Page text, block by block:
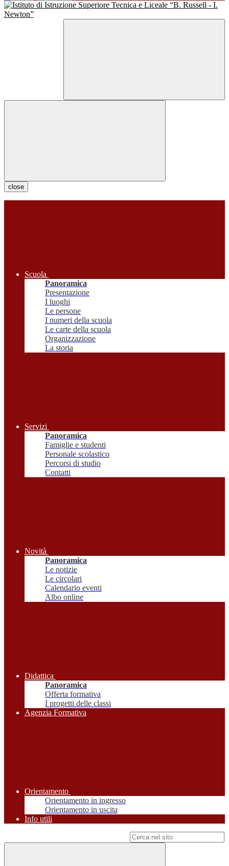
close
Scuola
Panoramica
Presentazione
I luoghi
Le persone
I numeri della scuola
Le carte della scuola
Organizzazione
La storia
Servizi
Panoramica
Famiglie e studenti
Personale scolastico
Percorsi di studio
Contatti
Novità
Panoramica
Le notizie
Le circolari
Calendario eventi
Albo online
Didattica
Panoramica
Offerta formativa
I progetti delle classi
Agenzia Formativa
Orientamento
Orientamento in ingresso
Orientamento in uscita
Info utili